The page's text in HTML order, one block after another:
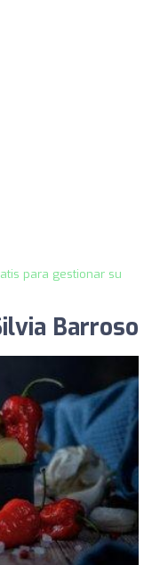
para gestionar su
Barroso